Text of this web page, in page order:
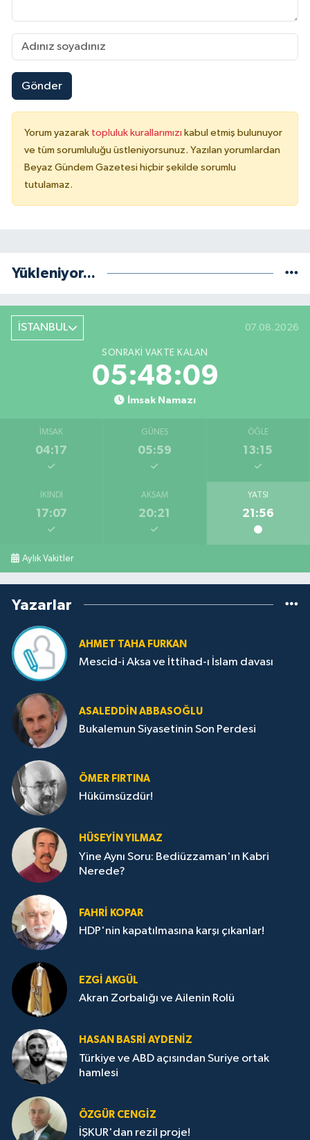
Gönder
Yorum yazarak topluluk kurallarımızı kabul etmiş bulunuyor
ve tüm sorumluluğu üstleniyorsunuz. Yazılan yorumlardan
Beyaz Gündem Gazetesi hiçbir şekilde sorumlu
tutulamaz.
Yükleniyor...
İSTANBUL 07.08.2026
SONRAKI VAKTE KALAN
05:48:08
İmsak Namazı
İMSAK
04:17
GÜNEŞ
05:59
ÖĞLE
13:15
İKINDI
17:07
AKŞAM
20:21
YATSI
21:56
Aylık Vakitler
Yazarlar
AHMET TAHA FURKAN
Mescid-i Aksa ve İttihad-ı İslam davası
ASALEDDIN ABBASOĞLU
Bukalemun Siyasetinin Son Perdesi
ÖMER FIRTINA
Hükümsüzdür!
HÜSEYIN YILMAZ
Yine Aynı Soru: Bediüzzaman'ın Kabri
Nerede?
FAHRI KOPAR
HDP'nin kapatılmasına karşı çıkanlar!
EZGI AKGÜL
Akran Zorbalığı ve Ailenin Rolü
HASAN BASRI AYDENIZ
Türkiye ve ABD açısından Suriye ortak
hamlesi
ÖZGÜR CENGIZ
İŞKUR'dan rezil proje!